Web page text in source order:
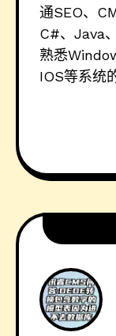
通SEO、
C#、Java
熟悉
IOS等系统